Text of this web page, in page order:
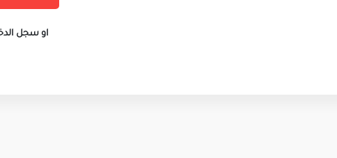
او سجل